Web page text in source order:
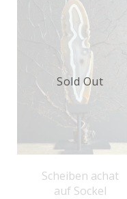
Scheiben achat
auf Sockel
Sold Out